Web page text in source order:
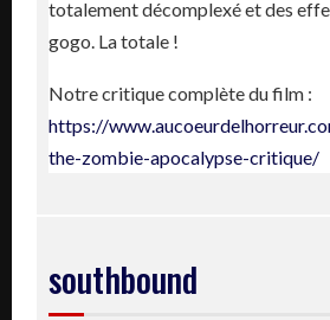
totalement décomplexé et des
gogo. La totale !
Notre critique complète du film :
https://
the-zombie-apocalypse-critique/
southbound